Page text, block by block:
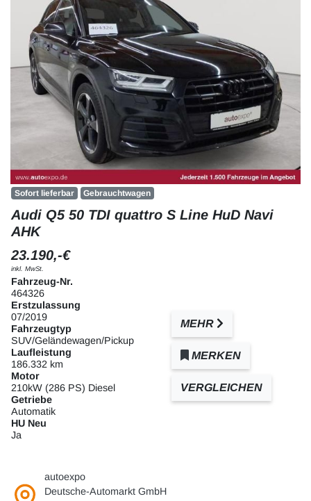
Sofort lieferbar Gebrauchtwagen
Audi Q5 50 TDI quattro S Line HuD Navi
AHK
23.190,-€
inkl. MwSt.
Fahrzeug-Nr.
464326
Erstzulassung
07/2019
Fahrzeugtyp
SUV/Geländewagen/Pickup
Laufleistung
186.332 km
Motor
210kW (286 PS) Diesel
Getriebe
Automatik
HU Neu
Ja
MEHR
MERKEN
VERGLEICHEN
autoexpo
Deutsche-Automarkt GmbH